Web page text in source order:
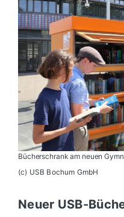
Bücherschrank am neuen
(c) USB Bochum GmbH
Neuer USB-